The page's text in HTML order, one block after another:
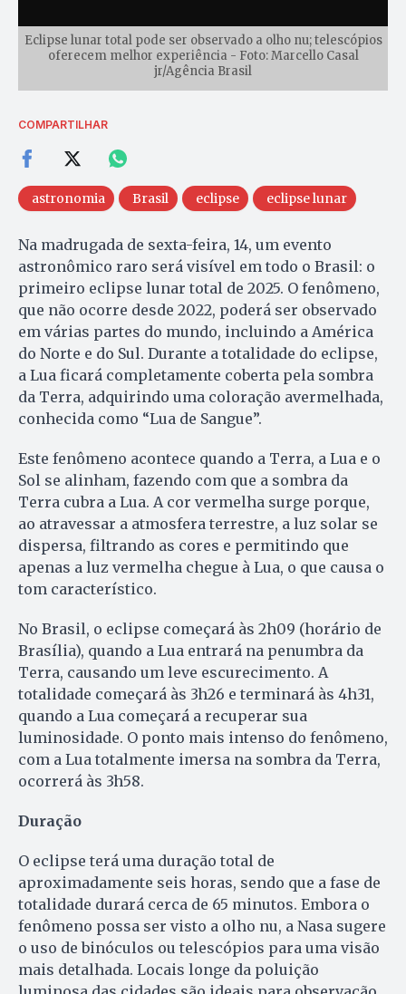
Eclipse lunar total pode ser observado a olho nu; telescópios
oferecem melhor experiência - Foto: Marcello Casal
jr/Agência Brasil
COMPARTILHAR
astronomia Brasil eclipse eclipse lunar
Na madrugada de sexta-feira, 14, um evento
astronômico raro será visível em todo o Brasil: o
primeiro eclipse lunar total de 2025. O fenômeno,
que não ocorre desde 2022, poderá ser observado
em várias partes do mundo, incluindo a América
do Norte e do Sul. Durante a totalidade do eclipse,
a Lua ficará completamente coberta pela sombra
da Terra, adquirindo uma coloração avermelhada,
conhecida como “Lua de Sangue”.
Este fenômeno acontece quando a Terra, a Lua e o
Sol se alinham, fazendo com que a sombra da
Terra cubra a Lua. A cor vermelha surge porque,
ao atravessar a atmosfera terrestre, a luz solar se
dispersa, filtrando as cores e permitindo que
apenas a luz vermelha chegue à Lua, o que causa o
tom característico.
No Brasil, o eclipse começará às 2h09 (horário de
Brasília), quando a Lua entrará na penumbra da
Terra, causando um leve escurecimento. A
totalidade começará às 3h26 e terminará às 4h31,
quando a Lua começará a recuperar sua
luminosidade. O ponto mais intenso do fenômeno,
com a Lua totalmente imersa na sombra da Terra,
ocorrerá às 3h58.
Duração
O eclipse terá uma duração total de
aproximadamente seis horas, sendo que a fase de
totalidade durará cerca de 65 minutos. Embora o
fenômeno possa ser visto a olho nu, a Nasa sugere
o uso de binóculos ou telescópios para uma visão
mais detalhada. Locais longe da poluição